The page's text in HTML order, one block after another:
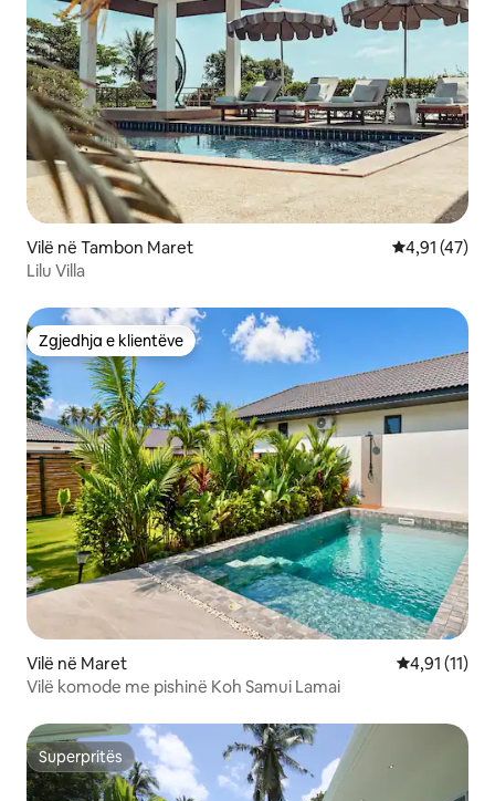
Vilë në Tambon Maret Vlerësimi
4,91 (47)
Lilu Villa
Zgjedhja e klientëve
Zgjedhja e klientëve
Vilë në Maret Vlerësimi
4,91 (11)
Vilë komode me pishinë Koh Samui Lamai
Superpritës
Superpritës